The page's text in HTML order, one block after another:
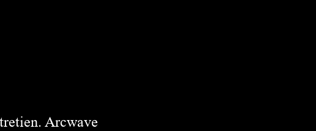
Arcwave